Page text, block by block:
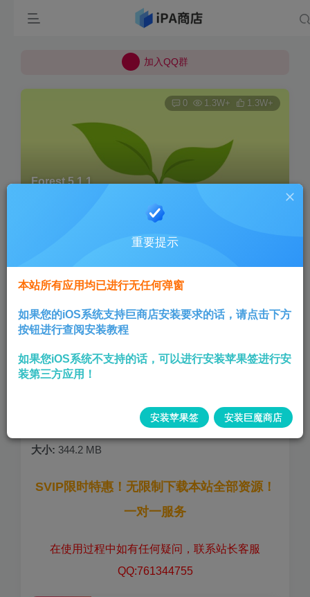
所有上传的应用 均已通过 严格的安全检测
加入QQ群
Forest 5.1.1
0 1.3W+ 1.3W+
一款帮助摆脱低头族的软件
去除广告
商店28¥付费全权限砸壳
大小: 344.2 MB
SVIP限时特惠！无限制下载本站全部资源！
一对一服务
在使用过程中如有任何疑问，联系站长客服
QQ:761344755
重要提示
本站所有应用均已进行无任何弹窗
如果您的iOS系统支持巨商店安装要求的话，请点击下方
按钮进行查阅安装教程
如果您iOS系统不支持的话，可以进行安装苹果签进行安
装第三方应用！
安装苹果签 安装巨魔商店